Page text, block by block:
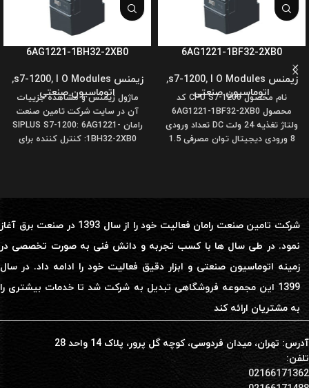
6AG1221-1BF32-2XB0
زیمنس s7-1200 , I O Modules
,
اتوماسیون صنعتی
نام محصول CPU S7-1200 کد
محصول 6AG1221-1BF32-2XB0
ولتاژ تغذیه 24 ولت DC تعداد ورودی
8 ورودی دیجیتال توان مصرفی 1.5
6AG1221-1BH32-2XB0
زیمنس s7-1200 , I O Modules
,
اتوماسیون صنعتی
ماژول زیمنس و مشاهده جزییات
آن در سایت شرکت تامین صنعت
رامان SIPLUS S7-1200: 6AG1221-
1BH32-2XB0: کنترل کننده برای
شرکت تامین صنعت رامان فعالیت خود را از سال 1393 در صنعت برق آغاز
نمود. در طی سال ها با کسب تجربه و دانش فنی به صورت تخصصی در
زمینه اتوماسیون صنعتی و ابزار دقیق فعالیت خود را ادامه داد. در سال
1399 این مجموعه فروشگاهی تبدیل به شرکت شد تا خدمات بیشتری را
به مشتریان ارائه کند
آدرس: تهران، میدان فردوسی، کوچه گل پرور، پلاک 14 واحد 28
تلفن:
02166171362